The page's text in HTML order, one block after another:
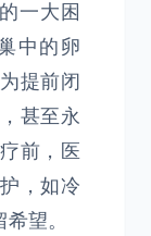
一大困
中的卵
提前闭
甚至永
前，医
，如冷
望。